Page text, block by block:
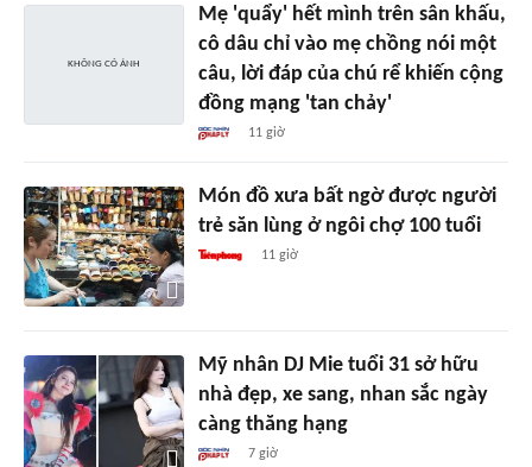
Mẹ 'quẩy' hết mình trên sân khấu,
cô dâu chỉ vào mẹ chồng nói một
câu, lời đáp của chú rể khiến cộng
đồng mạng 'tan chảy'
11 giờ
Món đồ xưa bất ngờ được người
trẻ săn lùng ở ngôi chợ 100 tuổi
11 giờ
Mỹ nhân DJ Mie tuổi 31 sở hữu
nhà đẹp, xe sang, nhan sắc ngày
càng thăng hạng
7 giờ